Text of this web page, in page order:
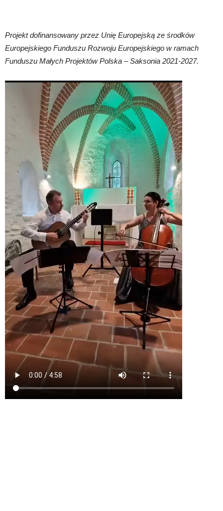
Projekt dofinansowany przez Unię Europejską ze środków
Europejskiego Funduszu Rozwoju Europejskiego w ramach
Funduszu Małych Projektów Polska – Saksonia 2021-2027.